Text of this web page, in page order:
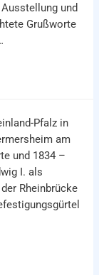
und
Grußworte
Pfalz in
am
und 1834 –
I. als
Rheinbrücke